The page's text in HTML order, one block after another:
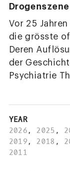
Drogenszene
Vor 25
die grösste
Deren
der
Psychiatrie
YEAR
2026 , 2025 ,
2019, 2018 ,
2011